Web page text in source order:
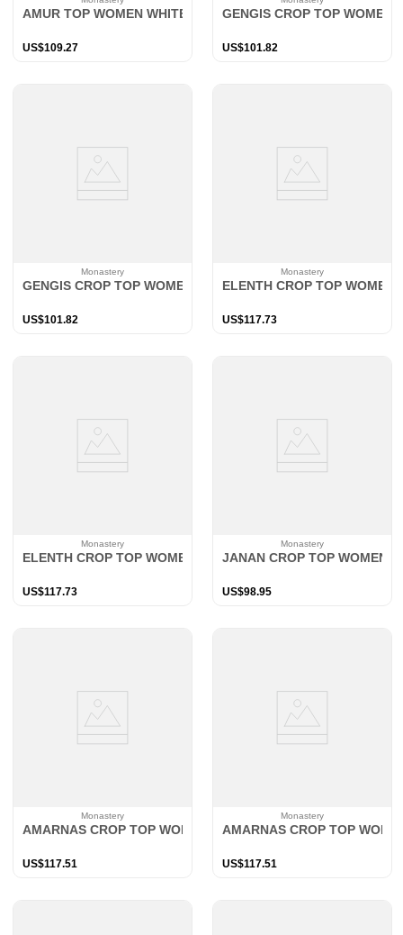
AMUR TOP WOMEN WHITE
US$109.27
GENGIS CROP TOP WOMEN
US$101.82
Monastery
GENGIS CROP TOP WOMEN WHITE
US$101.82
Monastery
ELENTH CROP TOP WOMEN
US$117.73
Monastery
ELENTH CROP TOP WOMEN WHITE
US$117.73
Monastery
JANAN CROP TOP WOMEN
US$98.95
Monastery
AMARNAS CROP TOP WOMEN BLACK
US$117.51
Monastery
AMARNAS CROP TOP
US$117.51